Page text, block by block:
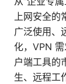
上网安全的
广泛使用、
化，VPN
户端工具的
生、远程工